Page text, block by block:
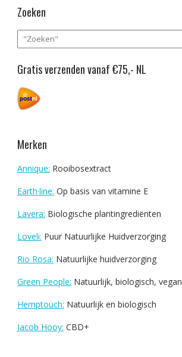
Zoeken
Gratis verzenden vanaf €75,- NL
Merken
Annique: Rooibosextract
Earth·line: Op basis van vitamine E
Lavera: Biologische plantingrediënten
Loveli: Puur Natuurlijke Huidverzorging
Rio Rosa: Natuurlijke huidverzorging
Green People: Natuurlijk, biologisch, vegan
Hemptouch: Natuurlijk en biologisch
Jacob Hooy: CBD+